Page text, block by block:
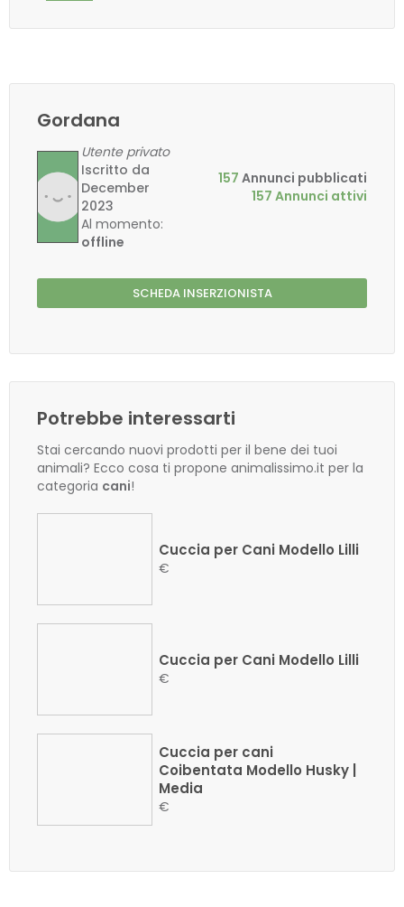
Gordana
Utente privato
Iscritto da
December
2023
Al momento:
offline
157 Annunci pubblicati
157 Annunci attivi
SCHEDA INSERZIONISTA
Potrebbe interessarti
Stai cercando nuovi prodotti per il bene dei tuoi
animali? Ecco cosa ti propone animalissimo.it per la
categoria cani!
Cuccia per Cani Modello Lilli
€
Cuccia per Cani Modello Lilli
€
Cuccia per cani
Coibentata Modello Husky |
Media
€